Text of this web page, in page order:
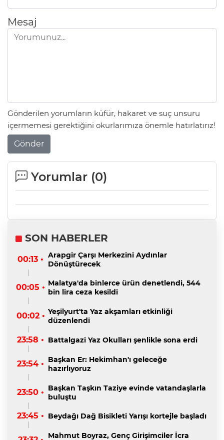
Mesaj
Gönderilen yorumların küfür, hakaret ve suç unsuru
içermemesi gerektiğini okurlarımıza önemle hatırlatırız!
Gönder
Yorumlar (0)
SON HABERLER
00:13 • Arapgir Çarşı Merkezini Aydınlar
Dönüştürecek
00:05 • Malatya'da binlerce ürün denetlendi, 544
bin lira ceza kesildi
00:02 • Yeşilyurt'ta Yaz akşamları etkinliği
düzenlendi
23:58 • Battalgazi Yaz Okulları şenlikle sona erdi
23:54 • Başkan Er: Hekimhan'ı geleceğe
hazırlıyoruz
23:50 • Başkan Taşkın Taziye evinde vatandaşlarla
buluştu
23:45 • Beydağı Dağ Bisikleti Yarışı kortejle başladı
Mahmut Boyraz, Genç Girişimciler İcra